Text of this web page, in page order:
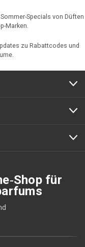
Specials von Düften
Marken.
zu Rabattcodes und
für